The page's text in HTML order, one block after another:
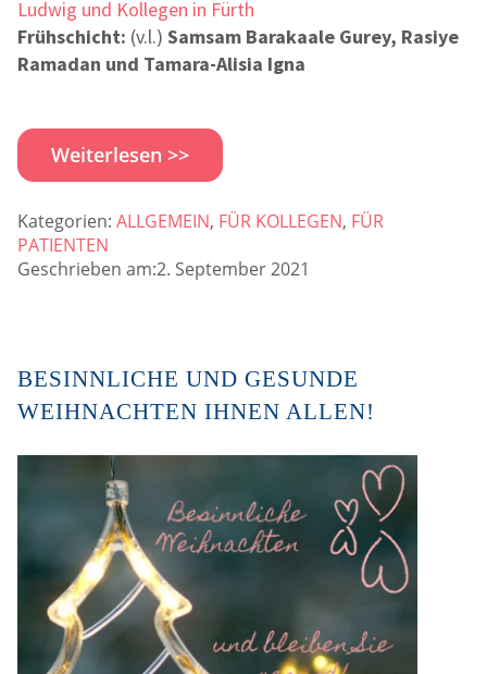
Ludwig und Kollegen in Fürth
Frühschicht: (v.l.) Samsam Barakaale Gurey, Rasiye
Ramadan und Tamara-Alisia Igna
Weiterlesen >>
Kategorien: ALLGEMEIN, FÜR KOLLEGEN, FÜR
PATIENTEN
Geschrieben am:2. September 2021
BESINNLICHE UND GESUNDE
WEIHNACHTEN IHNEN ALLEN!